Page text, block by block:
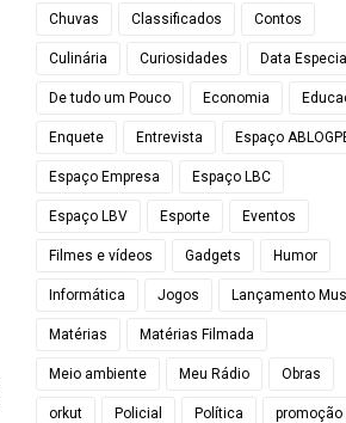
Chuvas Classificados Contos
Culinária Curiosidades Data Especial
De tudo um Pouco Economia
Enquete Entrevista Espaço
Espaço Empresa Espaço LBC
Espaço LBV Esporte Eventos
Filmes e vídeos Gadgets Humor
Informática Jogos Lançamento
Matérias Matérias Filmada
Meio ambiente Meu Rádio Obras
orkut Policial Política promoção